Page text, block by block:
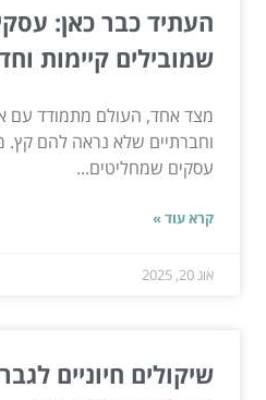
העתיד כבר כאן:
שמובילים קיימות
מצד אחד, העולם מתמודד עם
וחברתיים שלא נראה להם קץ.
עסקים שמחליטים...
קרא עוד »
אוג 20, 2025
שיקולים חיוניים